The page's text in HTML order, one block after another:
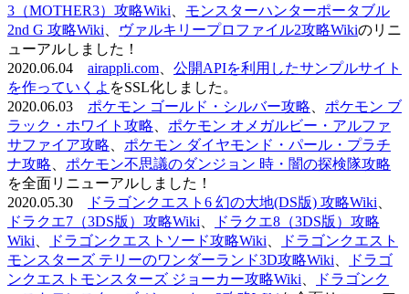
3（MOTHER3）攻略Wiki
モンスターハンターポータブル
2nd G 攻略Wiki
ヴァルキリープロファイル2攻略Wikiのリニ
ューアルしました！
2020.06.04 airappli.com
公開APIを利用したサンプルサイト
を作っていくよ をSSL化しました。
2020.06.03 ポケモン ゴールド・シルバー攻略
ポケモン ブ
ラック・ホワイト攻略
ポケモン オメガルビー・アルファ
サファイア攻略
ポケモン ダイヤモンド・パール・プラチ
ナ攻略
ポケモン不思議のダンジョン 時・闇の探検隊攻略
を全面リニューアルしました！
2020.05.30
ドラゴンクエスト6 幻の大地(DS版) 攻略Wiki
ドラクエ7（3DS版）攻略Wiki
ドラクエ8（3DS版）攻略
Wiki
ドラゴンクエストソード攻略Wiki
ドラゴンクエスト
モンスターズ テリーのワンダーランド3D攻略Wiki
ドラゴ
ンクエストモンスターズ ジョーカー攻略Wiki
ドラゴンク